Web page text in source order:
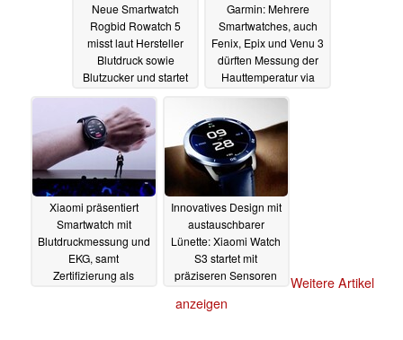
Neue Smartwatch
Rogbid Rowatch 5
misst laut Hersteller
Blutdruck sowie
Blutzucker und startet
29.10.2023
Garmin: Mehrere
Smartwatches, auch
Fenix, Epix und Venu 3
dürften Messung der
Hauttemperatur via
Xiaomi präsentiert
Smartwatch mit
Blutdruckmessung und
EKG, samt
Zertifizierung als
Innovatives Design mit
austauschbarer
Lünette: Xiaomi Watch
S3 startet mit
präziseren Sensoren
26.10.2023
Weitere Artikel
anzeigen